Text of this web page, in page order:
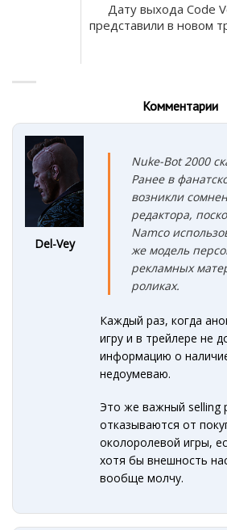
Дату выхода Code
представили в новом
Комментарии
Del-Vey
Nuke-Bot 2000
Ранее в
возникли
редактора,
Namco
же модель
рекламных
роликах.
Каждый раз, когда
игру и в трейлере не
информацию о
недоумеваю.
Это же важный selling
отказываются от
околоролевой игры,
хотя бы внешность
вообще молчу.